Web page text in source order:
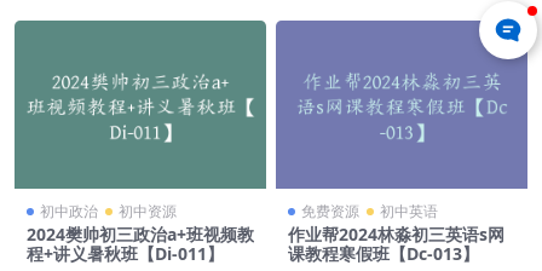
初中政治 初中资源
2024樊帅初三政治a+班视频教
程+讲义暑秋班【Di-011】
免费资源 初中英语
作业帮2024林淼初三英语s网
课教程寒假班【Dc-013】